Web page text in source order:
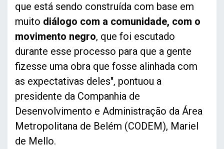
que está sendo construída com base em
muito diálogo com a comunidade, com o
movimento negro, que foi escutado
durante esse processo para que a gente
fizesse uma obra que fosse alinhada com
as expectativas deles", pontuou a
presidente da Companhia de
Desenvolvimento e Administração da Área
Metropolitana de Belém (CODEM), Mariel
de Mello.